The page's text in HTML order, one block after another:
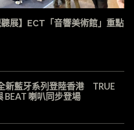
聽展】ECT「音響美術館」重點
新藍牙系列登陸香港 TRUE
BEAT 喇叭同步登場